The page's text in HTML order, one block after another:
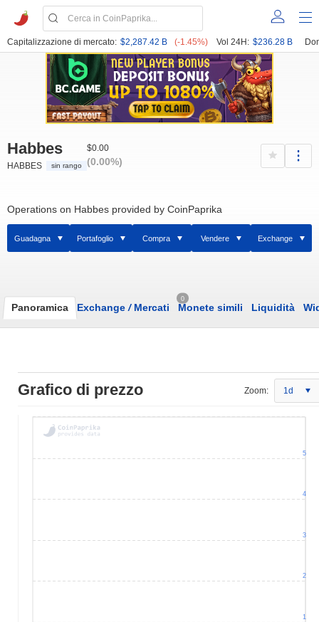
Capitalizzazione di mercato: $2,287.42 B (-1.45%) Vol 24H: $236.28 B
Habbes
HABBES sin rango
$0.00
(0.00%)
Operations on Habbes provided by CoinPaprika
Guadagna Portafoglio Compra Vendere Exchange
Panoramica Exchange /Mercati
0
Monete simili Liquidità
Grafico di prezzo Zoom: 1d
1
2
3
4
5